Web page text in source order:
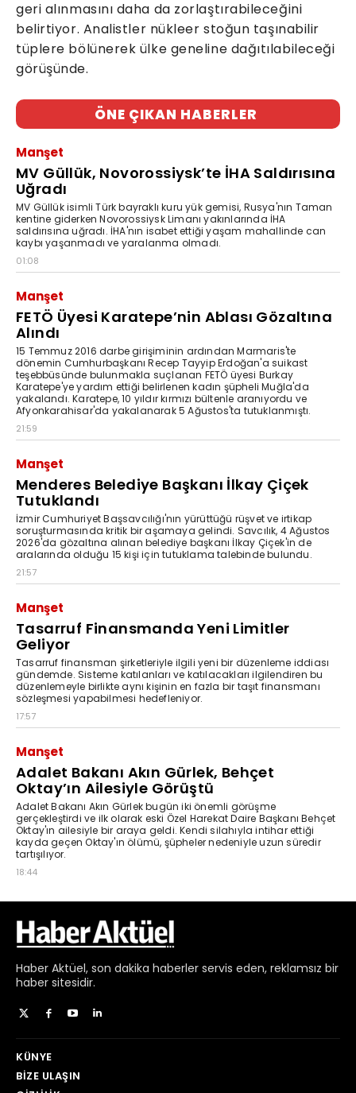
Haber Aktüel, son dakika haberler servis eden, reklamsız bir
haber sitesidir.
KÜNYE
BIZE ULAŞIN